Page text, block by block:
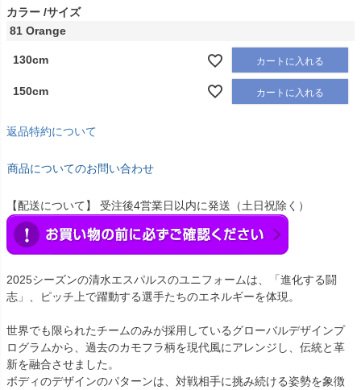
カラー サイズ
81 Orange
130cm カートに入れる
150cm カートに入れる
返品特約について
商品についてのお問い合わせ
【配送について】 受注後4営業日以内に発送（土日祝除く）
2025シーズンの清水エスパルスのユニフォームは、「進化する闘
志」、ピッチ上で躍動する選手たちのエネルギーを体現。
世界でも限られたチームのみが採用しているグローバルデザインプ
ログラムから、過去のカモフラ柄を現代風にアレンジし、伝統と革
新を融合させました。
ボディのデザインのパターンは、対戦相手に挑み続ける姿勢を象徴